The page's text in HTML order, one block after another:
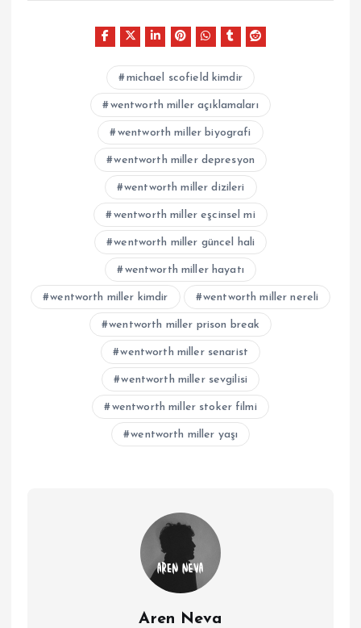
michael scofield kimdir
wentworth miller açıklamaları
wentworth miller biyografi
wentworth miller depresyon
wentworth miller dizileri
wentworth miller eşcinsel mi
wentworth miller güncel hali
wentworth miller hayatı
wentworth miller kimdir wentworth miller nereli
wentworth miller prison break
wentworth miller senarist
wentworth miller sevgilisi
wentworth miller stoker filmi
wentworth miller yaşı
Aren Neva